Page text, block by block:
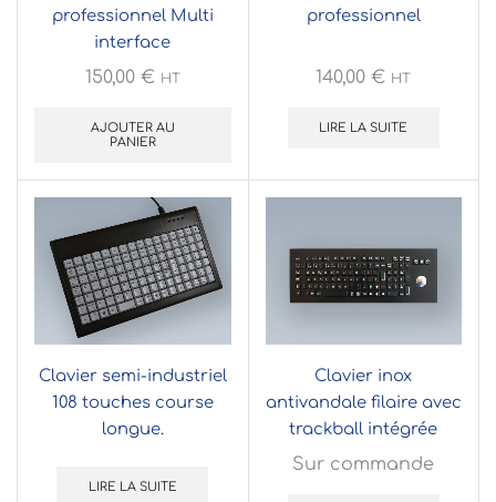
professionnel Multi
interface
150,00 € HT
AJOUTER AU
PANIER
professionnel
140,00€ HT
LIRE LA SUITE
Clavier semi-industriel
108 touches course
longue.
LIRE LA SUITE
Clavier inox
antivandale filaire avec
trackball intégrée
Sur commande